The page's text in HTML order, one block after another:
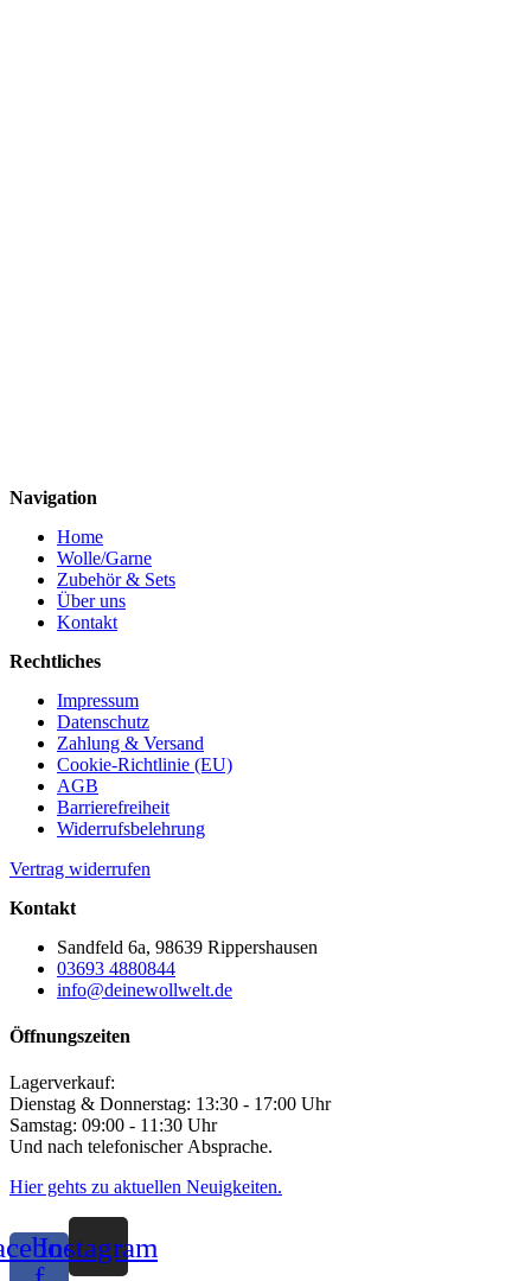
Navigation
Home
Wolle/Garne
Zubehör & Sets
Über uns
Kontakt
Rechtliches
Impressum
Datenschutz
Zahlung & Versand
Cookie-Richtlinie (EU)
AGB
Barrierefreiheit
Widerrufsbelehrung
Vertrag widerrufen
Kontakt
Sandfeld 6a, 98639 Rippershausen
03693 4880844
info@deinewollwelt.de
Öffnungszeiten
Lagerverkauf:
Dienstag & Donnerstag: 13:30 - 17:00 Uhr
Samstag: 09:00 - 11:30 Uhr
Und nach telefonischer Absprache.
Hier gehts zu aktuellen Neuigkeiten.
Instagram